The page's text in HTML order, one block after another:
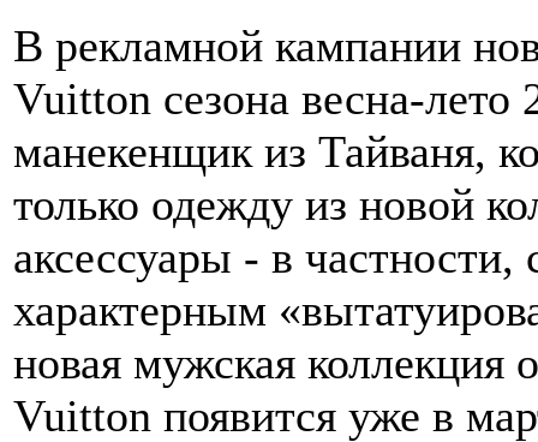
В рекламной кампании
Vuitton сезона весна-
манекенщик из Тайваня,
только одежду из новой
аксессуары - в
характерным
новая мужская
Vuitton появится уже в